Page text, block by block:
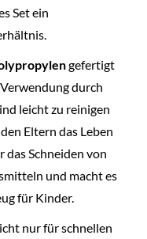
Set ein
gefertigt
durch
leicht zu reinigen
den Eltern das Leben
Schneiden von
und macht es
für Kinder.
nur für schnellen